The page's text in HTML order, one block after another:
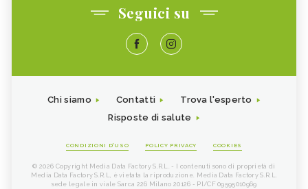
Seguici su
Chi siamo Contatti
Trova l'esperto
Risposte di salute
CONDIZIONI D'USO POLICY PRIVACY COOKIES
© 2026 Copyright Media Data Factory S.R.L. - I contenuti sono di proprietà di
Media Data Factory S.R.L, è vietata la riproduzione. Media Data Factory S.R.L.
sede legale in viale Sarca 226 Milano 20126 - PI/CF 09595010969